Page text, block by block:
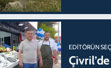
EDITÖRÜN